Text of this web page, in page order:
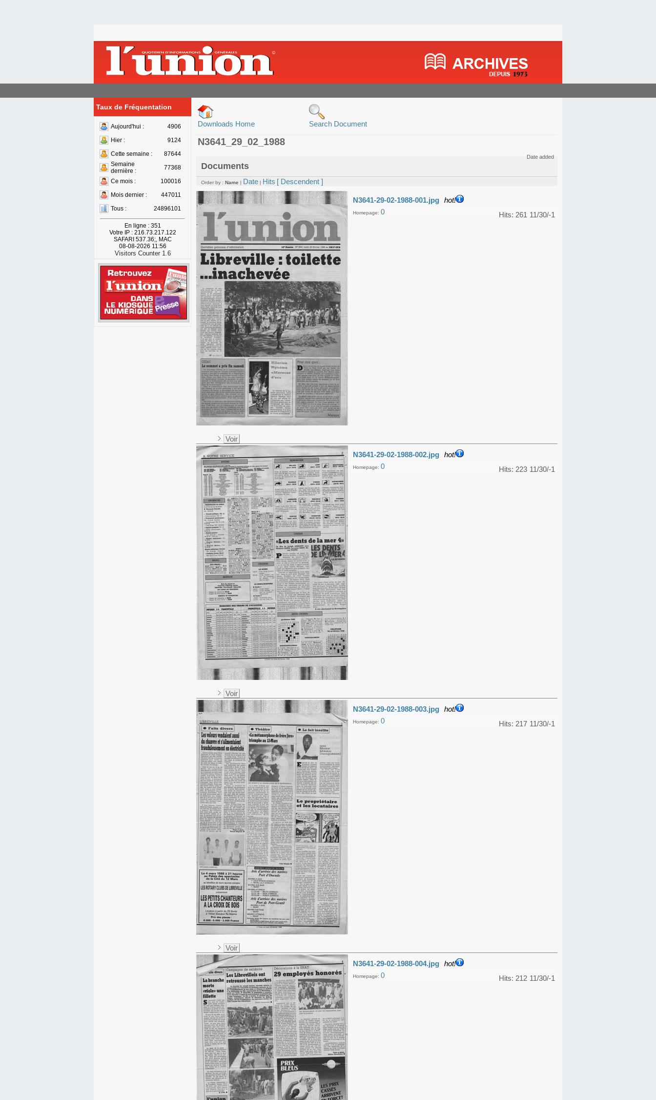
Taux de Fréquentation
Aujourd'hui :
4906
Hier :
9124
Cette semaine :
87644
Semaine
dernière :
77368
Ce mois :
100016
Mois dernier :
447011
Tous :
24896101
En ligne : 351
Votre IP : 216.73.217.122
SAFARI 537.36;, MAC
08-08-2026 11:56
Visitors Counter 1.6
Downloads Home Search Document
N3641_29_02_1988
Documents
Date added
Order by : Name | Date | Hits [ Descendent ]
N3641-29-02-1988-001.jpg hot!
11/30/-1
Hits: 261
Homepage: 0
Voir
N3641-29-02-1988-002.jpg hot!
11/30/-1
Hits: 223
Homepage: 0
Voir
N3641-29-02-1988-003.jpg hot!
11/30/-1
Hits: 217
Homepage: 0
Voir
N3641-29-02-1988-004.jpg hot!
11/30/-1
Hits: 212
Homepage: 0